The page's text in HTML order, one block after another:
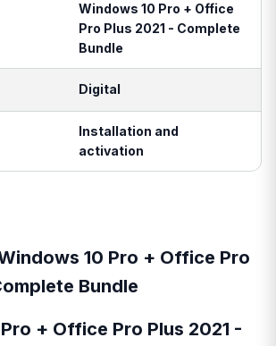
Windows 10 Pro + Office
Pro Plus 2021 - Complete
Bundle
Digital
Installation and
activation
10 Pro + Office Pro
Bundle
+ Office Pro Plus 2021 -